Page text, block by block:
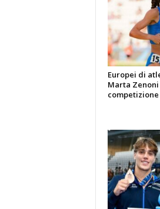
Europei di
Marta
competizione